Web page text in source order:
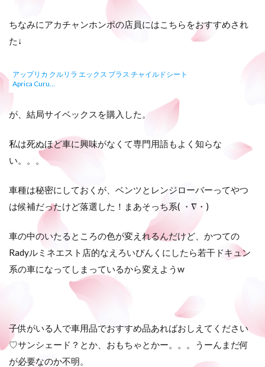
ちなみにアカチャンホンポの店員にはこちらをおすすめされ
た↓
アップリカ クルリラ エックス プラス チャイルドシート
Aprica Curu…
が、結局サイベックスを購入した。
私は死ぬほど車に興味がなくて専門用語もよく知らな
い。。。
車種は秘密にしておくが、ベンツとレンジローバーってやつ
は候補だったけど落選した！まあそっち系( ・∇・)
車の中のいたるところの色が変えれるんだけど、かつての
Radyルミネエスト店的なえろいぴんくにしたら若干ドキュン
系の車になってしまっているから変えようw
子供がいる人で車用品でおすすめ品あればおしえてください
♡サンシェード？とか、おもちゃとかー。。。うーんまだ何
が必要なのか不明。